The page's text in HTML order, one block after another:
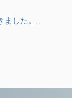
した。